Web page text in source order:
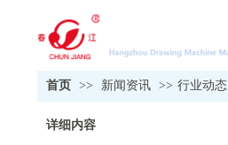
首页 >> 新闻资讯 >> 行业动态
详细内容